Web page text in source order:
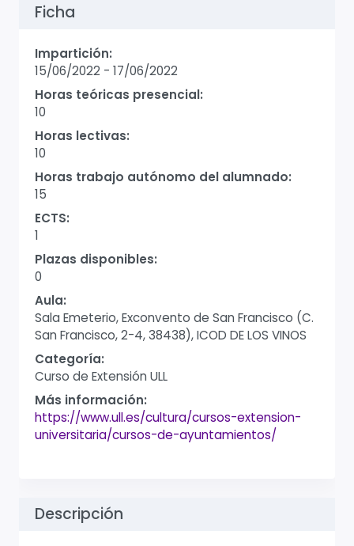
Ficha
Impartición:
15/06/2022 - 17/06/2022
Horas teóricas presencial:
10
Horas lectivas:
10
Horas trabajo autónomo del alumnado:
15
ECTS:
1
Plazas disponibles:
0
Aula:
Sala Emeterio, Exconvento de San Francisco (C.
San Francisco, 2-4, 38438), ICOD DE LOS VINOS
Categoría:
Curso de Extensión ULL
Más información:
https://www.ull.es/cultura/cursos-extension-
universitaria/cursos-de-ayuntamientos/
Descripción